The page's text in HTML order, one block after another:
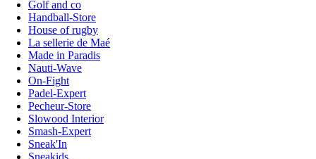
Golf and co
Handball-Store
House of rugby
La sellerie de Maé
Made in Paradis
Nauti-Wave
On-Fight
Padel-Expert
Pecheur-Store
Slowood Interior
Smash-Expert
Sneak'In